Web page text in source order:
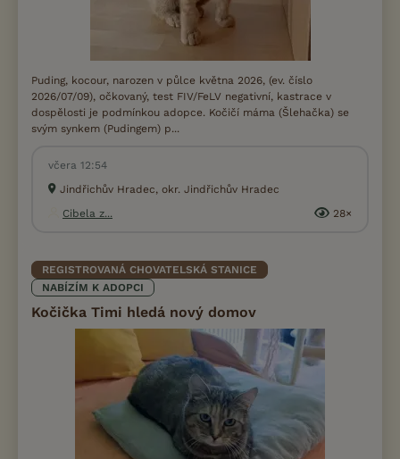
Puding, kocour, narozen v půlce května 2026, (ev. číslo
2026/07/09), očkovaný, test FIV/FeLV negativní, kastrace v
dospělosti je podmínkou adopce. Kočičí máma (Šlehačka) se
svým synkem (Pudingem) p...
včera 12:54
Jindřichův Hradec, okr. Jindřichův Hradec
Cibela z...
28×
REGISTROVANÁ CHOVATELSKÁ STANICE
NABÍZÍM K ADOPCI
Kočička Timi hledá nový domov